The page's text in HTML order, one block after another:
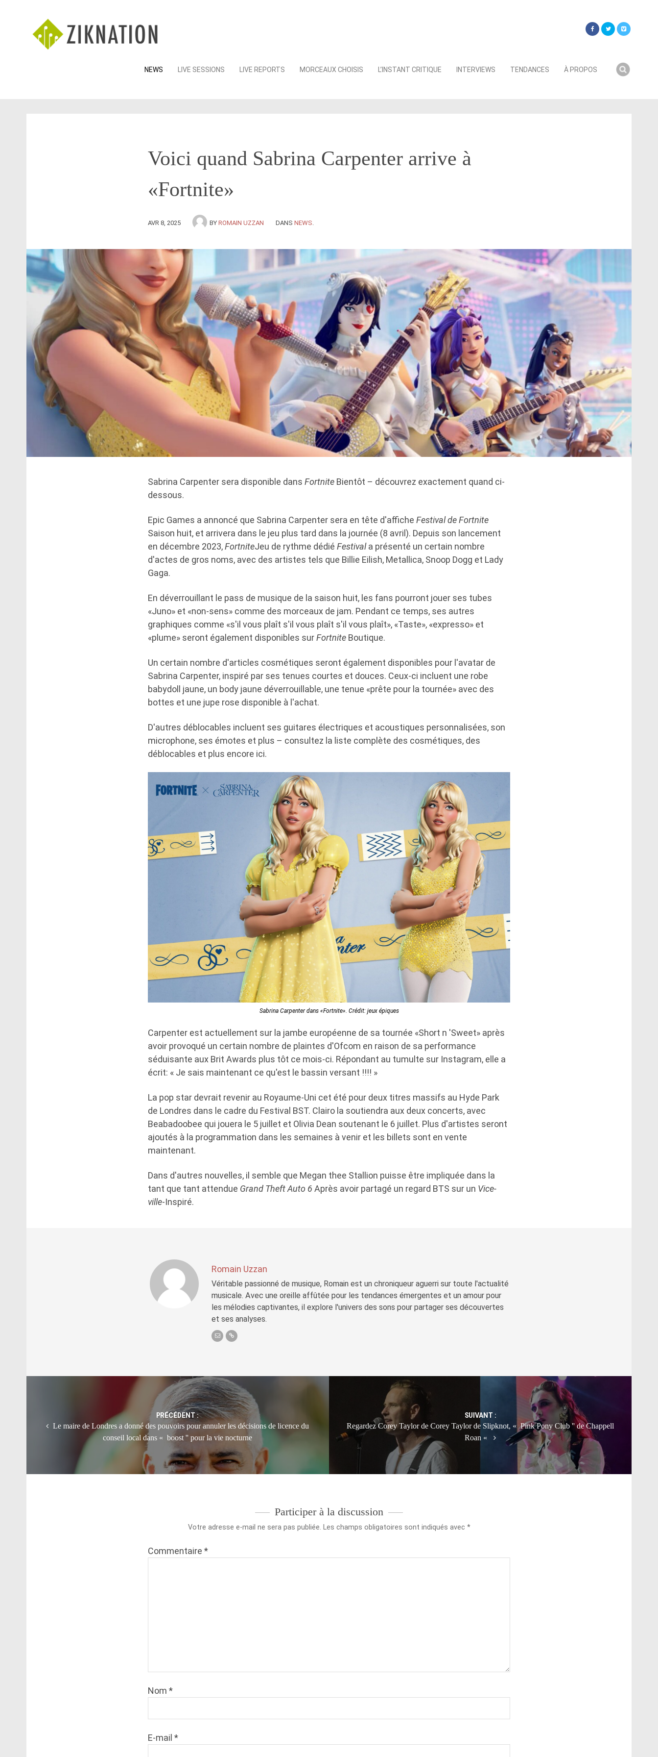
Skip
NEWS LIVE SESSIONS LIVE REPORTS MORCEAUX CHOISIS L’INSTANT CRITIQUE INTERVIEWS TENDANCES À PROPOS
Voici quand Sabrina Carpenter arrive à
«Fortnite»
AVR 8, 2025 BY ROMAIN UZZAN DANS NEWS
Sabrina Carpenter sera disponible dans Fortnite Bientôt – découvrez exactement quand ci-
dessous.
Epic Games a annoncé que Sabrina Carpenter sera en tête d'affiche Festival de Fortnite
Saison huit, et arrivera dans le jeu plus tard dans la journée (8 avril). Depuis son lancement
en décembre 2023,FortniteJeu de rythme dédié Festivala présenté un certain nombre
d'actes de gros noms, avec des artistes tels que Billie Eilish, Metallica, Snoop Dogg et Lady
Gaga.
En déverrouillant le pass de musique de la saison huit, les fans pourront jouer ses tubes
«Juno» et «non-sens» comme des morceaux de jam. Pendant ce temps, ses autres
graphiques comme «s'il vous plaît s'il vous plaît s'il vous plaît», «Taste», «expresso» et
«plume» seront également disponibles surFortnite Boutique.
Un certain nombre d'articles cosmétiques seront également disponibles pour l'avatar de
Sabrina Carpenter, inspiré par ses tenues courtes et douces. Ceux-ci incluent une robe
babydoll jaune, un body jaune déverrouillable, une tenue «prête pour la tournée» avec des
bottes et une jupe rose disponible à l'achat.
D'autres déblocables incluent ses guitares électriques et acoustiques personnalisées, son
microphone, ses émotes et plus – consultez la liste complète des cosmétiques, des
déblocables et plus encore ici.
Sabrina Carpenter dans «Fortnite». Crédit: jeux épiques
Carpenter est actuellement sur la jambe européenne de sa tournée «Short n 'Sweet» après
avoir provoqué un certain nombre de plaintes d'Ofcom en raison de sa performance
séduisante aux Brit Awards plus tôt ce mois-ci. Répondant au tumulte sur Instagram, elle a
écrit: « Je sais maintenant ce qu'est le bassin versant !!!! »
La pop star devrait revenir au Royaume-Uni cet été pour deux titres massifs au Hyde Park
de Londres dans le cadre du Festival BST. Clairo la soutiendra aux deux concerts, avec
Beabadoobee qui jouera le 5 juillet et Olivia Dean soutenant le 6 juillet. Plus d'artistes seront
ajoutés à la programmation dans les semaines à venir et les billets sont en vente
maintenant.
Dans d'autres nouvelles, il semble que Megan thee Stallion puisse être impliquée dans la
tant que tant attendue Grand Theft Auto 6 Après avoir partagé un regard BTS sur un Vice-
ville-Inspiré.
Romain Uzzan
Véritable passionné de musique, Romain est un chroniqueur aguerri sur toute l'actualité
musicale. Avec une oreille affûtée pour les tendances émergentes et un amour pour
les mélodies captivantes, il explore l'univers des sons pour partager ses découvertes
et ses analyses.
PRÉCÉDENT :
Le maire de Londres a donné des pouvoirs pour annuler les décisions de licence du
conseil local dans « boost '' pour la vie nocturne
SUIVANT :
Regardez Corey Taylor de Corey Taylor de Slipknot, « Pink Pony Club '' de Chappell
Roan «
Participer à la discussion
Votre adresse e-mail ne sera pas publiée. Les champs obligatoires sont indiqués avec *
Commentaire *
Nom *
E-mail *